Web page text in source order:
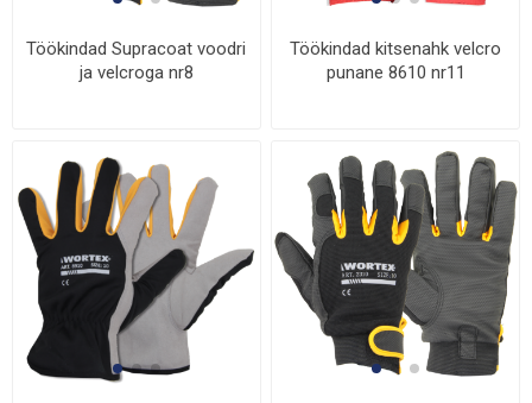
Töökindad Supracoat voodri
ja velcroga nr8
Töökindad kitsenahk velcro
punane 8610 nr11